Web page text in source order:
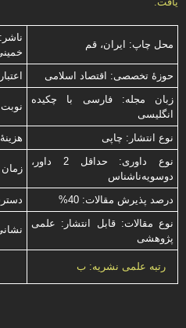
محل چاپ: ایران، قم
حوزۀ تخصصی: اقتصاد اسلامی
زبان مجله: فارسی با چكیده
انگلیسی
نوع انتشار: چاپی
نوع داوری: حداقل 2 داور،
دوسویه‌ناشناس
درصد پذیرش مقالات: 40%
نوع مقالات: قابل انتشار: علمی
پژوهشی
رتبه علمی نشریه: ب